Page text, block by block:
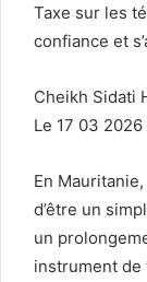
Taxe sur les
confiance et
Cheikh Sidati
Le 17 03 2026
En Mauritanie,
d’être un
un
instrument de